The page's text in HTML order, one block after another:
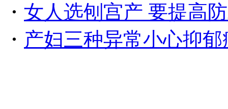
・ 女人选刨宫产 要提高
・ 产妇三种异常小心抑郁